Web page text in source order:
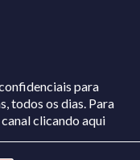
para
todos os dias. Para
clicando aqui